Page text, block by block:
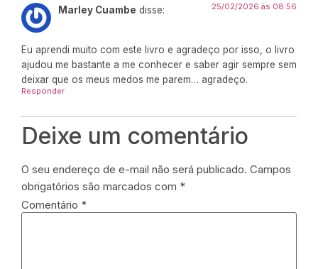
Marley Cuambe disse: 25/02/2026 às 08:56
Eu aprendi muito com este livro e agradeço por isso, o livro
ajudou me bastante a me conhecer e saber agir sempre sem
deixar que os meus medos me parem… agradeço.
Responder
Deixe um comentário
O seu endereço de e-mail não será publicado. Campos
obrigatórios são marcados com *
Comentário *